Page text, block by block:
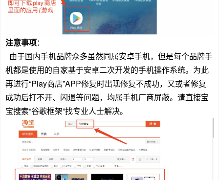
注意事项：
由于国内手机品牌众多虽然同属安卓手机，但是每个品牌手
机都是使用的自家基于安卓二次开发的手机操作系统。为此
再进行“Play商店”APP修复时出现修复不成功，又或者修复
成功后打不开、闪退等问题，均属手机厂商屏蔽。请直接宝
宝搜索“谷歌框架”找专业人士解决。